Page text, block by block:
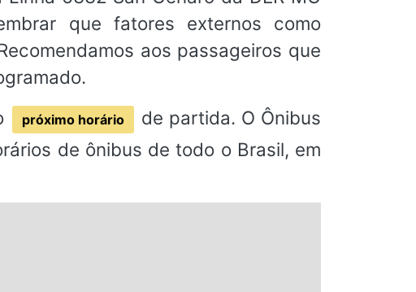
que fatores externos como
aos passageiros que
próximo horário
de partida. O Ônibus
de ônibus de todo o Brasil, em